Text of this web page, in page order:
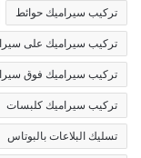
تركيب سيراميك حوائط
تركيب سيراميك على
تركيب سيراميك فوق
تركيب سيراميك كلبسات
تسليك البلاعات بالبوتاس